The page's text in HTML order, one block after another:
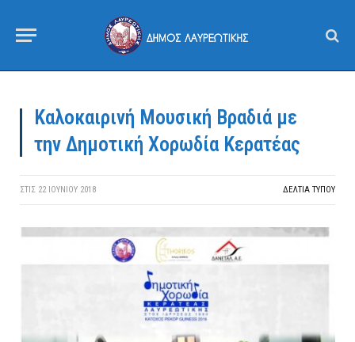
Καλοκαιρινή Μουσική Βραδιά με
την Δημοτική Χορωδία Κερατέας
ΣΤΙΣ 22 ΙΟΥΝΊΟΥ 2018 ΔΕΛΤΙΑ ΤΥΠΟΥ